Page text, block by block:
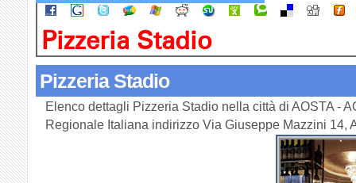
Pizzeria Stadio
Pizzeria Stadio
Elenco dettagli Pizzeria Stadio nella città di AOSTA -
Regionale Italiana indirizzo Via Giuseppe Mazzini 14,